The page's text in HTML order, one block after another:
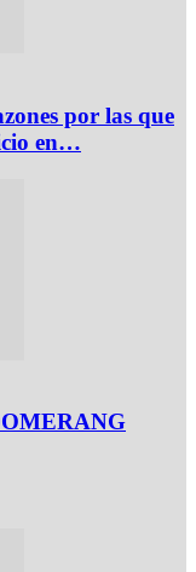
por las que
en…